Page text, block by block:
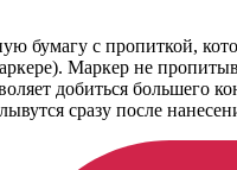
бумагу с пропиткой,
Маркер не
добиться большего
сразу после